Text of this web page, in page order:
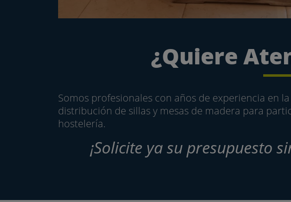
¿Quiere
Somos profesionales con años de experiencia en
distribución de sillas y mesas de madera para
hostelería.
¡Solicite ya su presupuesto